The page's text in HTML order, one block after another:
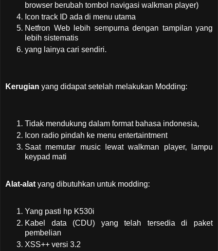
browser berubah tombol navigasi walkman player)
Icon track ID ada di menu utama
Netfron Web lebih sempurna dengan tampilan yang
lebih sistematis
yang lainya cari sendiri.
Kerugian yang didapat setelah melakukan Modding:
Tidak mendukung dalam format bahasa indonesia,
Icon radio pindah ke menu entertaintment
Saat memutar music lewat walkman player, lampu
keypad mati
Alat-alat yang dibutuhkan untuk modding:
Yang pasti hp K530i
Kabel data (CDU) yang telah tersedia di paket
pembelian
XSS++ versi 3.2